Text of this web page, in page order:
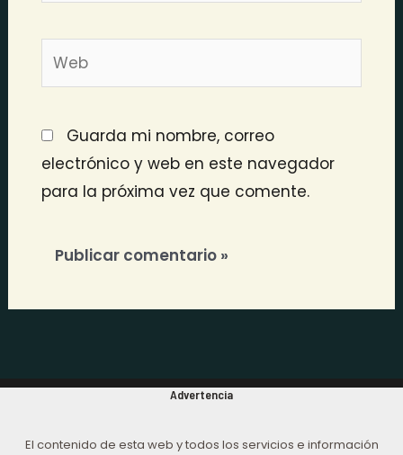
Web
Guarda mi nombre, correo
electrónico y web en este navegador
para la próxima vez que comente.
Advertencia
El contenido de esta web y todos los servicios e información